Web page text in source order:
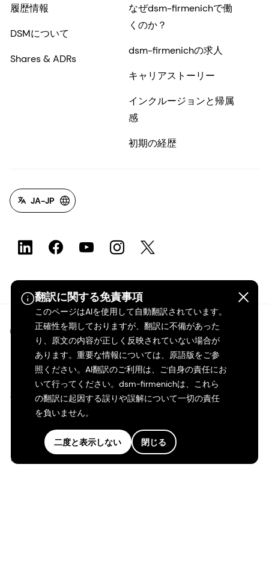
翻訳に関する免責事項
このページはAIを使用して自動翻訳されています。
正確性を期しておりますが、翻訳に不備があった
り、原文の内容が正しく反映されていない場合が
あります。重要な情報については、原語版をご参
照ください。AI翻訳のご利用は、ご自身の責任にお
いて行ってください。dsm-firmenichは、これら
の翻訳に起因する誤りや誤解について一切の責任
を負いません。
二度と表示しない 閉じる
履歴情報
DSMについて
Shares & ADRs
なぜdsm-firmenichで働
くのか？
dsm-firmenichの求人
キャリアストーリー
インクルージョンと帰属
感
初期の経歴
JA-JP
©2026 dsm-firmenich。無断転載・複製を禁じます。
プライバシーポリシー
利用規約
カリフォルニアの透明性